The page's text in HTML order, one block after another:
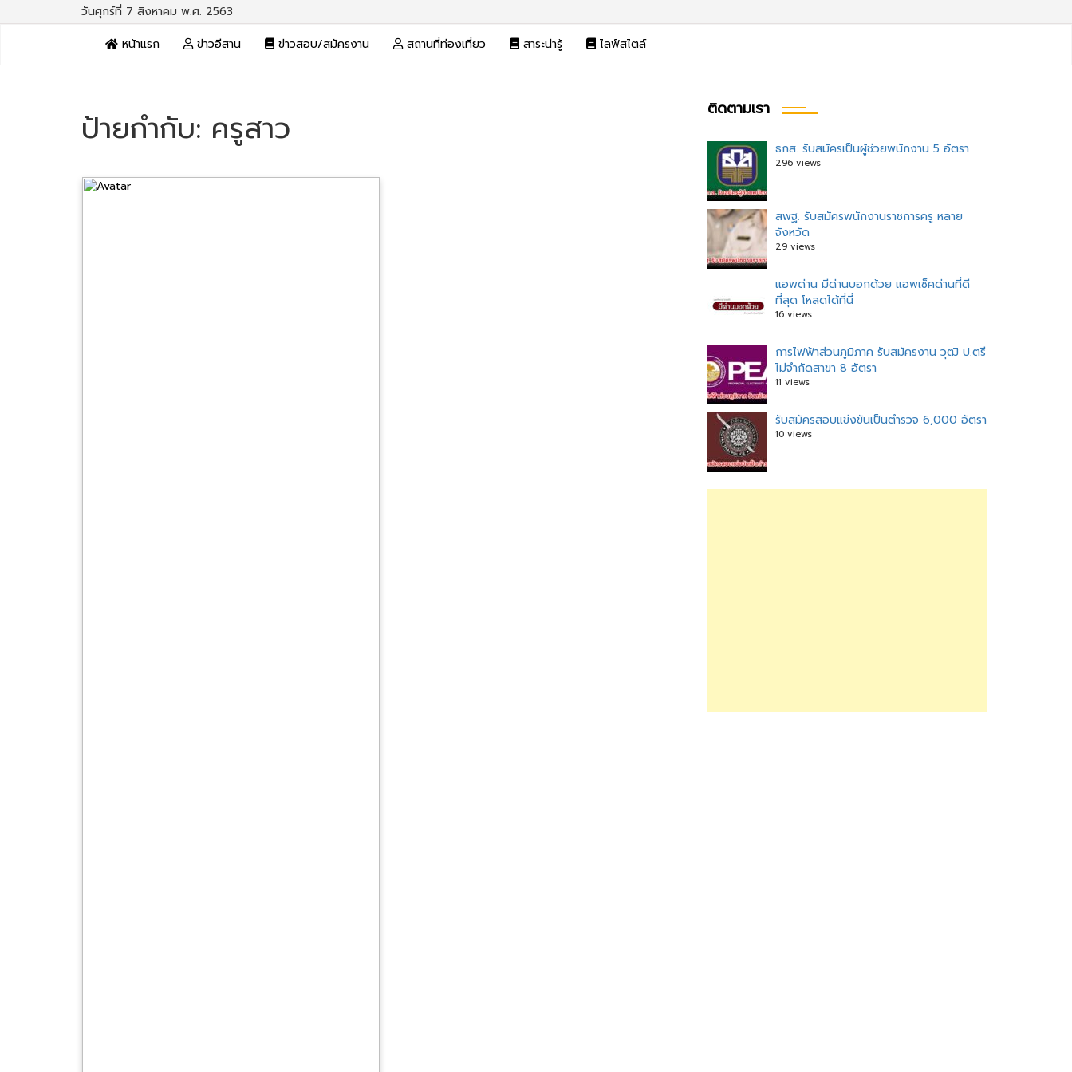
วันศุกร์ที่ 7 สิงหาคม พ.ศ. 2563
หน้าแรก
ข่าวอีสาน ข่าวสอบ/สมัครงาน สถานที่ท่องเที่ยว สาระน่ารู้ ไลฟ์สไตล์
ป้ายกำกับ: ครูสาว ติดตามเรา
ธกส. รับสมัครเป็นผู้ช่วยพนักงาน 5 อัตรา
296 views
สพฐ. รับสมัครพนักงานราชการครู หลาย
จังหวัด
29 views
แอพด่าน มีด่านบอกด้วย แอพเช็คด่านที่ดี
ที่สุด โหลดได้ที่นี่
16 views
การไฟฟ้าส่วนภูมิภาค รับสมัครงาน วุฒิ ป.ตรี
ไม่จำกัดสาขา 8 อัตรา
11 views
รับสมัครสอบแข่งขันเป็นตำรวจ 6,000 อัตรา
10 views